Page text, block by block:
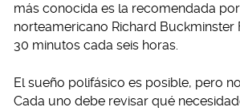
más conocida es la recomendada
norteamericano Richard Buckminster
30 minutos cada seis horas.
El sueño polifásico es posible, pero
Cada uno debe revisar qué